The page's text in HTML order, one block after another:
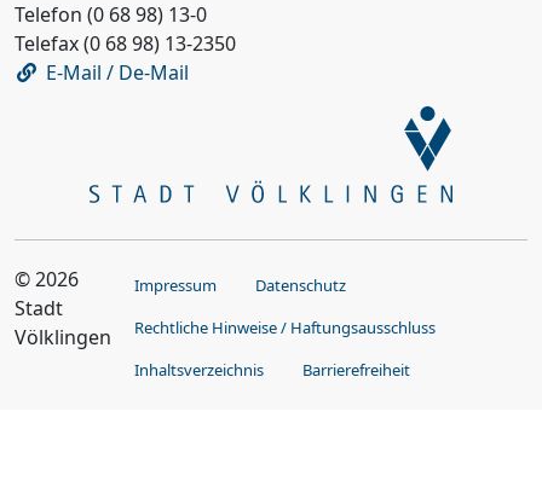
Telefon (0 68 98) 13-0
Telefax (0 68 98) 13-2350
E-Mail / De-Mail
© 2026
Stadt
Völklingen
Impressum
Datenschutz
Rechtliche Hinweise / Haftungsausschluss
Inhaltsverzeichnis
Barrierefreiheit